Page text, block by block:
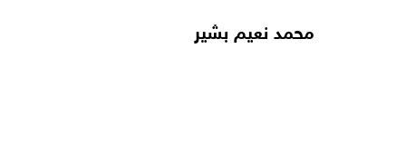
محمد نعيم بشير